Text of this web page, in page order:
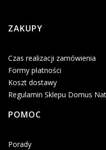
Linki w stopce
ZAKUPY
Czas realizacji zamówienia
Formy płatności
Koszt dostawy
Regulamin Sklepu Domus
POMOC
Porady